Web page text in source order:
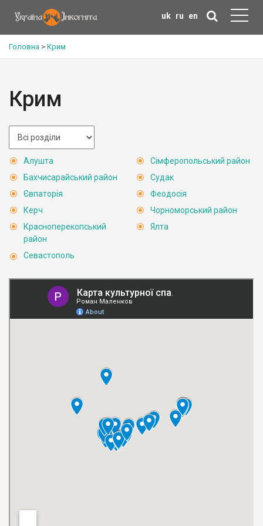
uk ru en
Головна > Крим
Крим
Алушта
Бахчисарайський район
Євпаторія
Керч
Красноперекопський
район
Севастополь
Сімферопольський район
Судак
Феодосія
Чорноморський район
Ялта